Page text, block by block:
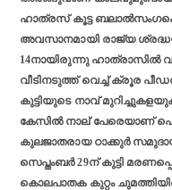
ഹാത്രസ് കൂട്ട
അവസാനമായി രാജ്യ
14നായിരുന്നു ഹാത്രാസില്‍
വീടിനടുത്ത് വെച്ച് ക്രൂര
കുട്ടിയുടെ നാവ്
കേസില്‍ നാല് പേരെയാണ്
കുലജാതരായ ഠാക്കുര്‍
സെപ്തംബര്‍ 29ന് കുട്ടി
കൊലപാതക കുറ്റം